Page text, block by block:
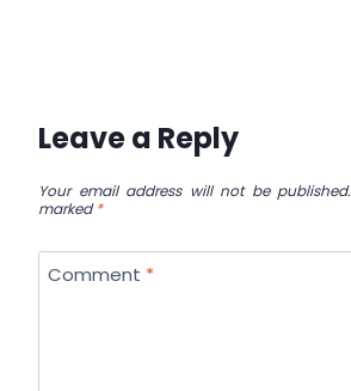
Leave a Reply
Your email address will not be published.
marked*
Comment *